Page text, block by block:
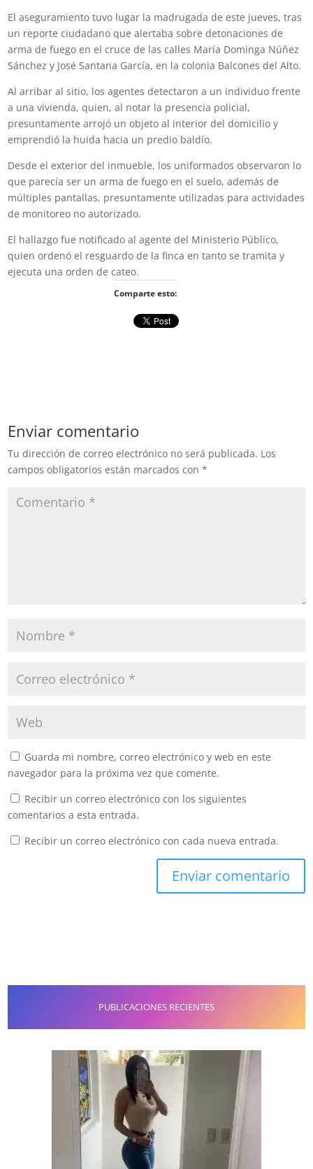
El aseguramiento tuvo lugar la madrugada de este jueves, tras
un reporte ciudadano que alertaba sobre detonaciones de
arma de fuego en el cruce de las calles María Dominga Núñez
Sánchez y José Santana García, en la colonia Balcones del Alto.
Al arribar al sitio, los agentes detectaron a un individuo frente
a una vivienda, quien, al notar la presencia policial,
presuntamente arrojó un objeto al interior del domicilio y
emprendió la huida hacia un predio baldío.
Desde el exterior del inmueble, los uniformados observaron lo
que parecía ser un arma de fuego en el suelo, además de
múltiples pantallas, presuntamente utilizadas para actividades
de monitoreo no autorizado.
El hallazgo fue notificado al agente del Ministerio Público,
quien ordenó el resguardo de la finca en tanto se tramita y
ejecuta una orden de cateo.
Comparte esto:
Enviar comentario
Tu dirección de correo electrónico no será publicada. Los
campos obligatorios están marcados con*
Guarda mi nombre, correo electrónico y web en este
navegador para la próxima vez que comente.
Recibir un correo electrónico con los siguientes
comentarios a esta entrada.
Recibir un correo electrónico con cada nueva entrada.
PUBLICACIONES RECIENTES